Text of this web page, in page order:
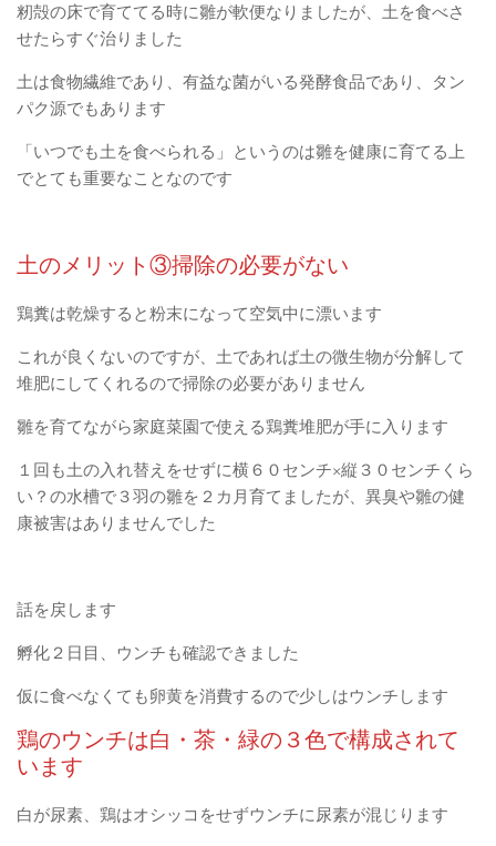
籾殻の床で育ててる時に雛が軟便なりましたが、土を食べさ
せたらすぐ治りました
土は食物繊維であり、有益な菌がいる発酵食品であり、タン
パク源でもあります
「いつでも土を食べられる」というのは雛を健康に育てる上
でとても重要なことなのです
土のメリット③掃除の必要がない
鶏糞は乾燥すると粉末になって空気中に漂います
これが良くないのですが、土であれば土の微生物が分解して
堆肥にしてくれるので掃除の必要がありません
雛を育てながら家庭菜園で使える鶏糞堆肥が手に入ります
１回も土の入れ替えをせずに横６０センチ×縦３０センチくら
い？の水槽で３羽の雛を２カ月育てましたが、異臭や雛の健
康被害はありませんでした
話を戻します
孵化２日目、ウンチも確認できました
仮に食べなくても卵黄を消費するので少しはウンチします
鶏のウンチは白・茶・緑の３色で構成されて
います
白が尿素、鶏はオシッコをせずウンチに尿素が混じります